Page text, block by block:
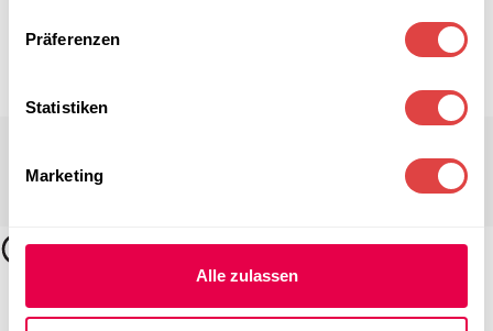
Präferenzen
Statistiken
Marketing
Alle zulassen